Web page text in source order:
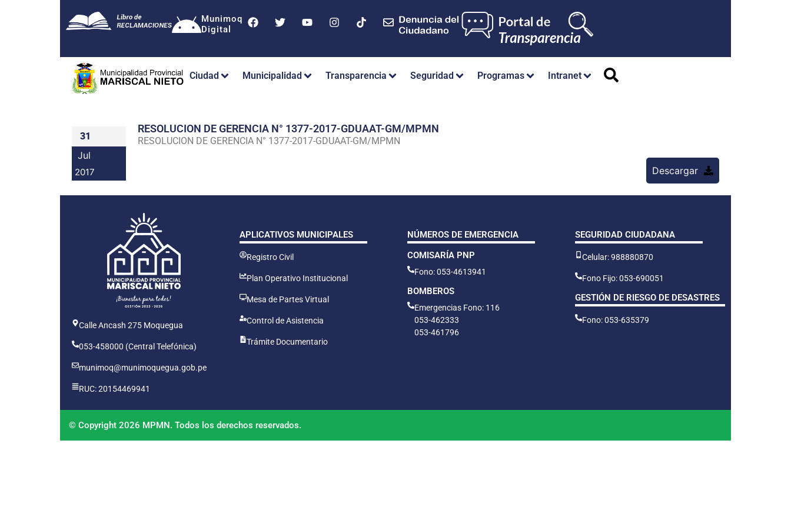
Munimoq
Digital
Ciudad Municipalidad Transparencia Seguridad Programas Intranet
31
Jul
2017
RESOLUCION DE GERENCIA N° 1377-2017-GDUAAT-GM/MPMN
RESOLUCION DE GERENCIA N° 1377-2017-GDUAAT-GM/MPMN
Descargar
Calle Ancash 275 Moquegua
053-458000 (Central Telefónica)
munimoq@munimoquegua.gob.pe
RUC: 20154469941
APLICATIVOS MUNICIPALES
Registro Civil
Plan Operativo Institucional
Mesa de Partes Virtual
Control de Asistencia
Trámite Documentario
NÚMEROS DE EMERGENCIA
COMISARÍA PNP
Fono: 053-4613941
BOMBEROS
Emergencias Fono: 116
053-462333
053-461796
SEGURIDAD CIUDADANA
Celular: 988880870
Fono Fijo: 053-690051
GESTIÓN DE RIESGO DE DESASTRES
Fono: 053-635379
© Copyright 2026 MPMN. Todos los derechos reservados.